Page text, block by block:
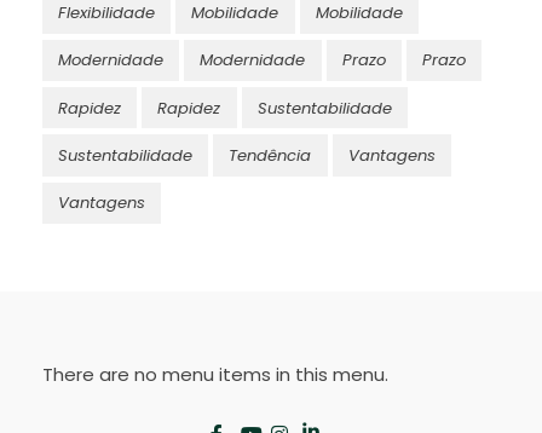
Flexibilidade Mobilidade Mobilidade
Modernidade Modernidade Prazo Prazo
Rapidez Rapidez Sustentabilidade
Sustentabilidade Tendência Vantagens
Vantagens
There are no menu items in this menu.